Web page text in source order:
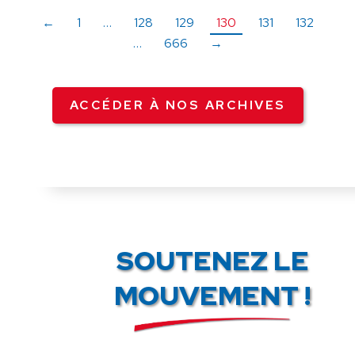
← 1 … 128 129 130 131
132
…
666 →
ACCÉDER À NOS ARCHIVES
SOUTENEZ LE
MOUVEMENT !